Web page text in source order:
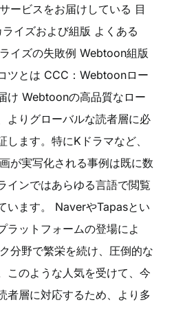
ービスをお届けしている 目
イズおよび組版 よくある
イズの失敗例 Webtoon組版
ツとは CCC：Webtoonロー
け Webtoonの高品質なロー
よりグローバルな読者層に必
ます。特にKドラマなど、
が実写化される事例は既に数
インではあらゆる言語で閲覧
います。 NaverやTapasとい
ラットフォームの登場によ
分野で繁栄を続け、圧倒的な
このような人気を受けて、今
者層に対応するため、より多